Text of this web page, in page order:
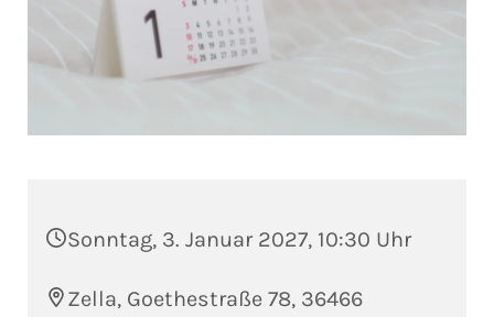
Sonntag, 3. Januar 2027, 10:30 Uhr
Zella, Goethestraße 78, 36466